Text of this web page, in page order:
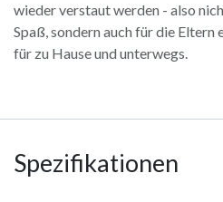
wieder verstaut werden - also
Spaß, sondern auch für die Eltern
für zu Hause und unterwegs.
Spezifikationen